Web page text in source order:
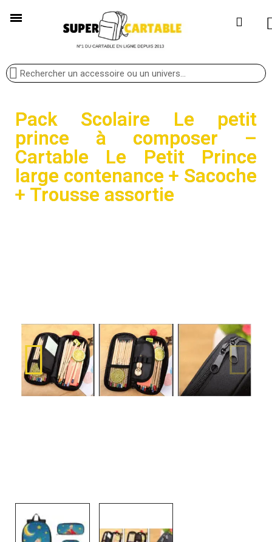
Pack Scolaire Le petit
prince à composer –
Cartable Le Petit Prince
large contenance + Sacoche
+ Trousse assortie